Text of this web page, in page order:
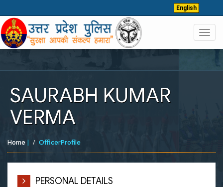
English
SAURABH KUMAR
VERMA
Home | OfficerProfile
PERSONAL DETAILS